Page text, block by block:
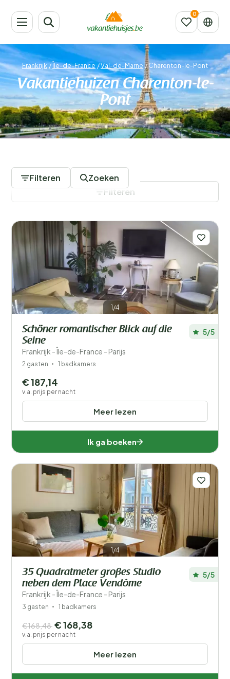
Frankrijk/Île-de-France /Val-de-Marne / Charenton-le-Pont
Vakantiehuizen Charenton-le-
Pont
Filteren Zoeken
Je vakantie
Kies reisdata en je gezelschap
Wanneer?
Aantal gasten?
Afstand 1
Ligging
Kinderen
Type vakantiehuisje
Populaire filters
Voorzieningen
Filters opslaan
Filteren
1/4
Schöner romantischer Blick auf die
Seine
Frankrijk - Île-de-France - Parijs
5/5
2 gasten 1 badkamers
Meer lezen
€ 187,14
v.a. prijs per nacht
Ik ga boeken
1/4
35 Quadratmeter großes Studio
neben dem Place Vendôme
Frankrijk - Île-de-France - Parijs
5/5
3 gasten 1 badkamers
Meer lezen
€168,48 € 168,38
v.a. prijs per nacht